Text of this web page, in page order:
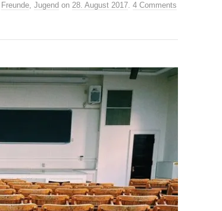
Freunde, Jugend on 28. August 2017. 4 Comments